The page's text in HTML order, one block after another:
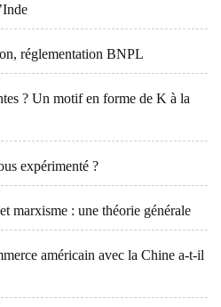
réglementation BNPL
? Un motif en forme de K à la
expérimenté ?
marxisme : une théorie générale
américain avec la Chine a-t-il